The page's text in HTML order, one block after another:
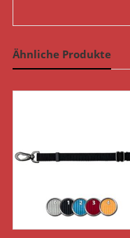
Ähnliche Produkte